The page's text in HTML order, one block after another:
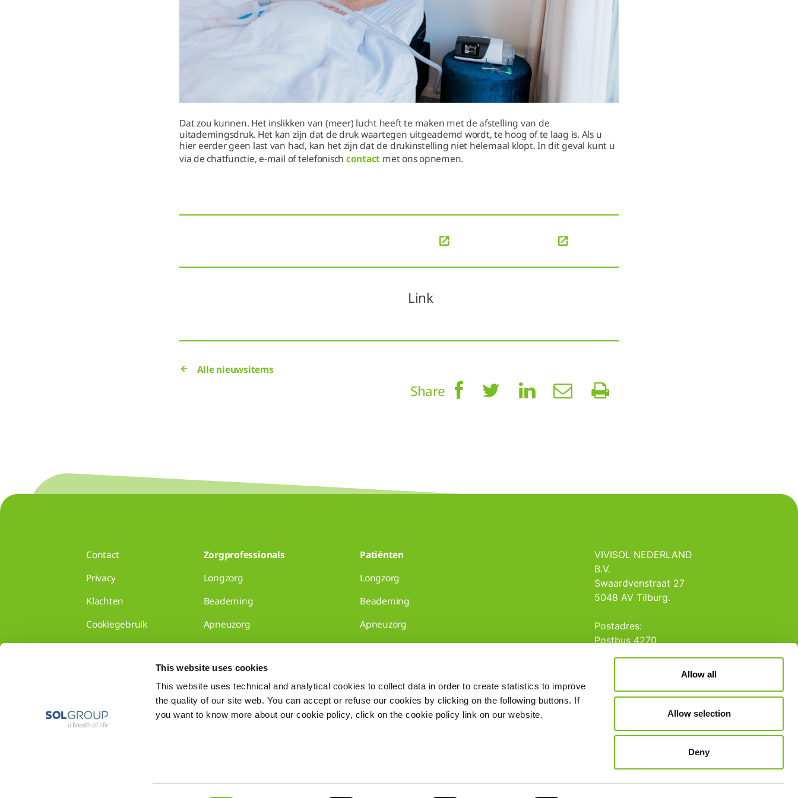
This website uses cookies
This website uses technical and analytical cookies to collect data in order to create statistics to improve
the quality of our site web. You can accept or refuse our cookies by clicking on the following buttons. If
you want to know more about our cookie policy, click on the cookie policy link on our website.
Allow all
Allow selection
Deny
Dat zou kunnen. Het inslikken van (meer) lucht heeft te maken met de afstelling van de
uitademingsdruk. Het kan zijn dat de druk waartegen uitgeademd wordt, te hoog of te laag is. Als u
hier eerder geen last van had, kan het zijn dat de drukinstelling niet helemaal klopt. In dit geval kunt u
via de chatfunctie, e-mail of telefonisch contact met ons opnemen.
Link
Alle nieuwsitems
Share
Contact
Privacy
Klachten
Cookiegebruik
Disclaimer
Zorgprofessionals
Longzorg
Beademing
Apneuzorg
Longzorg voor huisartsenpraktijken
Toon alles
Patiënten
Longzorg
Beademing
Apneuzorg
VIVISOL NEDERLAND
B.V.
Swaardvenstraat 27
5048 AV Tilburg.
Postadres:
Postbus 4270
5004 JG Tilburg
E-mail: info@vivisol.nl